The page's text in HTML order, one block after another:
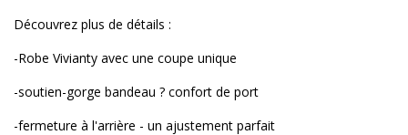
Découvrez plus de détails :
-Robe Vivianty avec une coupe unique
-soutien-gorge bandeau ? confort de port
-fermeture à l'arrière - un ajustement parfait